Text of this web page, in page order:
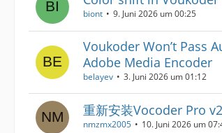
biont 9. Juni 2026 um 00:25
Voukoder Won’t Pass
Adobe Media Encoder
belayev 3. Juni 2026 um 01:12
重新安装Vocoder Pro
nmzmx2005 10. Juni 2026 um